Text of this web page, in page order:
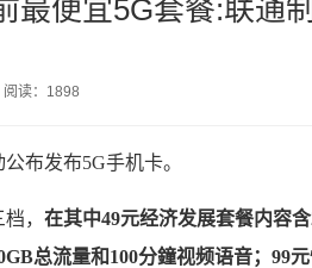
最便宜5G套餐:联通
阅读：1898
布发布5G手机卡。
， 在其中49元经济发展套餐内容
总流量和100分鐘视频语音；99